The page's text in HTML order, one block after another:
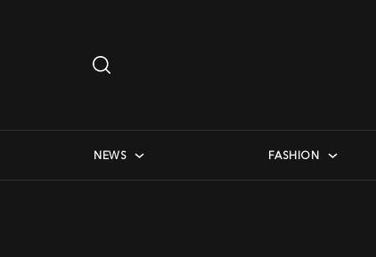
…
NEWS FASHION